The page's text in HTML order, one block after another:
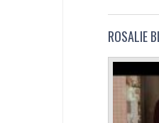
ROSALIE